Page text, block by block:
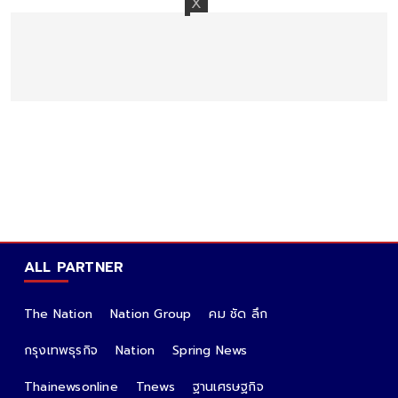
ALL PARTNER
The Nation Nation Group
คม ชัด ลึก
กรุงเทพธุรกิจ
Nation
Spring News
Thainewsonline
Tnews ฐานเศรษฐกิจ